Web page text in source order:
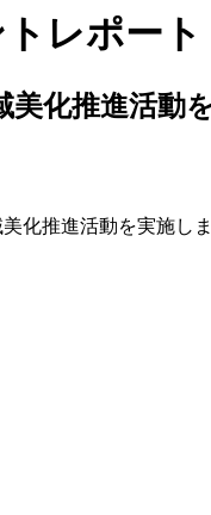
レポート
化推進活動
化推進活動を実施しま